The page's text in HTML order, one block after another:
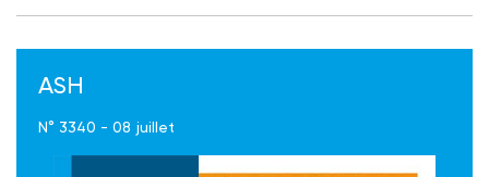
ASH
N° 3340 - 08 juillet